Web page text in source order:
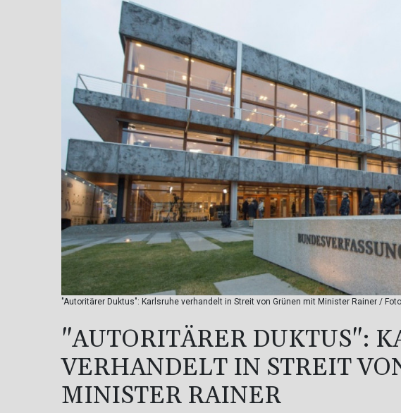
"Autoritärer Duktus": Karlsruhe verhandelt in Streit von Grünen mit Minister Rainer /
"AUTORITÄRER DUKTUS":
VERHANDELT IN STREIT
MINISTER RAINER